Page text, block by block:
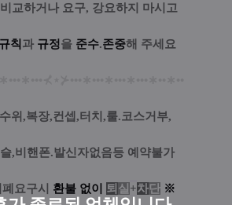
교하거나 요구, 강요하지 마시고
규칙 과 규정을 준수.존중해 주세요
수위,복장,컨셉,터치,룰.코스거부,
,비핸폰.발신자없음등 예약불가
요구시 환불 없이 퇴 실 +차단 ※